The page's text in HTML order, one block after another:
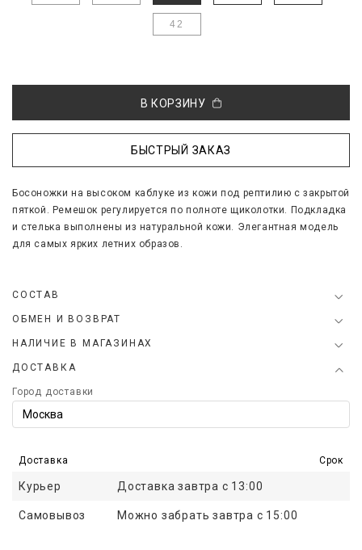
42
В КОРЗИНУ
БЫСТРЫЙ ЗАКАЗ
Босоножки на высоком каблуке из кожи под рептилию с закрытой
пяткой. Ремешок регулируется по полноте щиколотки. Подкладка
и стелька выполнены из натуральной кожи. Элегантная модель
для самых ярких летних образов.
СОСТАВ
ОБМЕН И ВОЗВРАТ
НАЛИЧИЕ В МАГАЗИНАХ
ДОСТАВКА
Город доставки
Доставка Срок
Курьер Доставка завтра с 13:00
Самовывоз Можно забрать завтра с 15:00